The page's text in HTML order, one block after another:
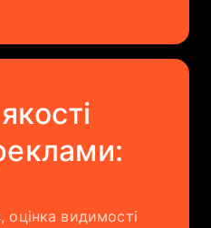
оцінка видимості